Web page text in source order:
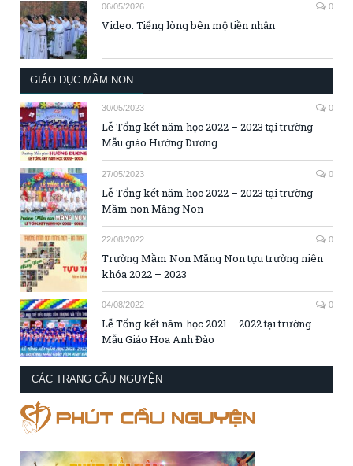
06/05/2026 0
Video: Tiếng lòng bên mộ tiền nhân
GIÁO DỤC MẦM NON
30/05/2023 0
Lễ Tổng kết năm học 2022 – 2023 tại trường
Mẫu giáo Hướng Dương
27/05/2023 0
Lễ Tổng kết năm học 2022 – 2023 tại trường
Mầm non Măng Non
22/08/2022 0
Trường Mầm Non Măng Non tựu trường niên
khóa 2022 – 2023
04/08/2022 0
Lễ Tổng kết năm học 2021 – 2022 tại trường
Mẫu Giáo Hoa Anh Đào
CÁC TRANG CẦU NGUYỆN